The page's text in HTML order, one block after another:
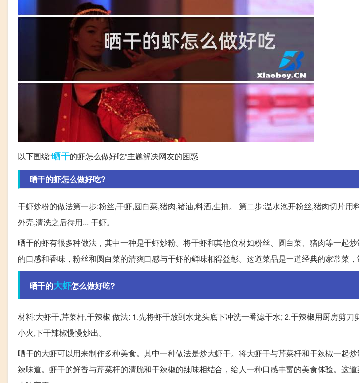
以下围绕“晒干的虾怎么做好吃”主题解决网友的困惑
晒干的虾怎么做好吃?
干虾炒粉的做法第一步:粉丝,干虾,圆白菜,猪肉,猪油,料酒,生抽。 第二步:温水泡开粉丝,猪肉切片用
外壳,清洗之后待用... 干虾。
晒干的虾有很多种做法，其中一种是干虾炒粉。将干虾和其他食材如粉丝、圆白菜、猪肉等一起
的口感和香味，粉丝和圆白菜的清爽口感与干虾的鲜味相得益彰。这道菜品是一道经典的家常菜，
晒干的大虾怎么做好吃?
材料:大虾干,芹菜杆,干辣椒 做法: 1.先将虾干放到水龙头底下冲洗一番滤干水; 2.干辣椒用厨房剪刀
小火,下干辣椒慢慢炒出。
晒干的大虾可以用来制作多种美食。其中一种做法是炒大虾干。将大虾干与芹菜杆和干辣椒一起
辣味道。虾干的鲜香与芹菜杆的清脆和干辣椒的辣味相结合，给人一种口感丰富的美食体验。这